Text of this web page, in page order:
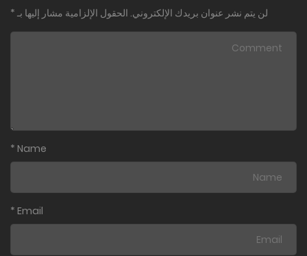
لن يتم نشر عنوان بريدك الإلكتروني. الحقول الإلزامية مشار إليها بـ *
Name
*
Email
*